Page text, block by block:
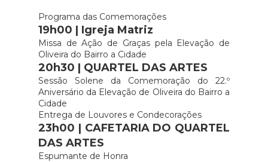
Programa das Comemorações
19h00 | Igreja Matriz
Missa de Ação de Graças pela Elevação de
Oliveira do Bairro a Cidade
20h30 | QUARTEL DAS ARTES
Sessão Solene da Comemoração do 22.º
Aniversário da Elevação de Oliveira do Bairro a
Cidade
Entrega de Louvores e Condecorações
23h00 | CAFETARIA DO QUARTEL
DAS ARTES
Espumante de Honra